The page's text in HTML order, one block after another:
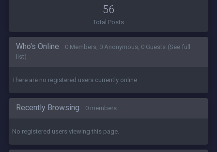
56
Total Posts
Who's Online 0 Members, 0 Anonymous, 0 Guests (See full
list)
There are no registered users currently online
Recently Browsing 0 members
No registered users viewing this page.